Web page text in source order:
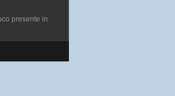
presente in